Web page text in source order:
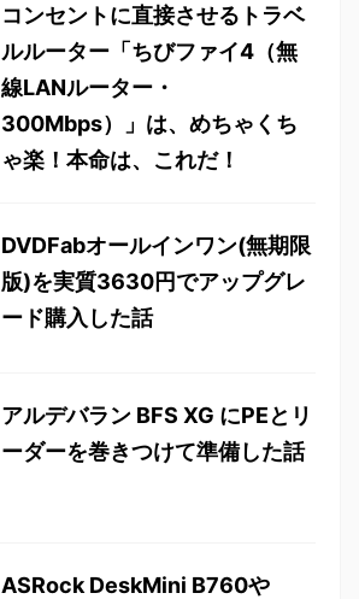
コンセントに直接させるトラベ
ルルーター「ちびファイ4（無
線LANルーター・
300Mbps）」は、めちゃくち
ゃ楽！本命は、これだ！
DVDFabオールインワン(無期限
版)を実質3630円でアップグレ
ード購入した話
アルデバラン BFS XG にPEとリ
ーダーを巻きつけて準備した話
ASRock DeskMini B760や